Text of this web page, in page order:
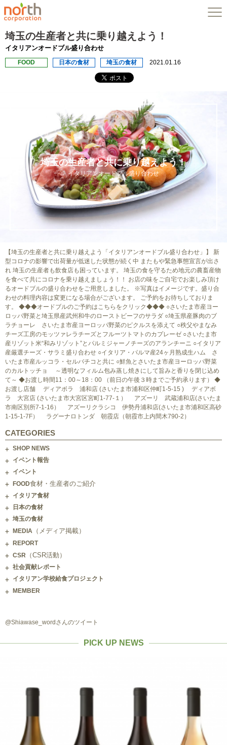
埼玉の生産者と共に乗り越えよう！
イタリアンオードブル盛り合わせ
FOOD 日本の食材 埼玉の食材 2021.01.16
埼玉の生産者と共に乗り越えよう！
イタリアンオードブル盛り合わせ
【埼玉の生産者と共に乗り越えよう「イタリアンオードブル盛り合わせ」】 新
型コロナの影響で出荷量が低迷した状態が続く中 またもや緊急事態宣言が出さ
れ 埼玉の生産者も飲食店も困っています。 埼玉の食を守るため地元の農畜産物
を食べて共にコロナを乗り越えましょう！！ お店の味をご自宅でお楽しみ頂け
るオードブルの盛り合わせをご用意しました。 ※写真はイメージです。盛り合
わせの料理内容は変更になる場合がございます。 ご予約をお待ちしておりま
す。 ◆◆◆オードブルのご予約はこちらをクリック◆◆◆ ○さいたま市産ヨー
ロッパ野菜と埼玉県産武州和牛のローストビーフのサラダ ○埼玉県産豚肉のブ
ラチョーレ さいたま市産ヨーロッパ野菜のピクルスを添えて ○秩父やまなみ
チーズ工房のモッツァレラチーズとフルーツトマトのカプレーゼ ○さいたま市
産リゾット米“和みリゾット”とパルミジャーノチーズのアランチーニ ○イタリア
産厳選チーズ・サラミ盛り合わせ ○イタリア・パルマ産24ヶ月熟成生ハム さ
いたま市産ルッコラ・セルバチコと共に ○鮮魚とさいたま市産ヨーロッパ野菜
のカルトッチョ ～透明なフィルム包み蒸し焼きにして旨みと香りを閉じ込め
て～ ◆お渡し時間11：00～18：00 （前日の午後３時までご予約承ります） ◆
お渡し店舗 ディアボラ 浦和店 (さいたま市浦和区仲町1-5-15 ) ディアボ
ラ 大宮店 (さいたま市大宮区宮町1-77-１） アズーリ 武蔵浦和店(さいたま
市南区別所7-1-16） アズーリクラシコ 伊勢丹浦和店(さいたま市浦和区高砂
1-15-1-7F） ラグーナロトンダ 朝霞店（朝霞市上内間木790-2）
CATEGORIES
SHOP NEWS
イベント報告
イベント
FOOD食材・生産者のご紹介
イタリア食材
日本の食材
埼玉の食材
MEDIA （メディア掲載）
REPORT
CSR
（CSR活動）
社会貢献レポート
イタリアン学校給食プロジェクト
MEMBER
@Shiawase_wordさんのツイート
PICK UP NEWS